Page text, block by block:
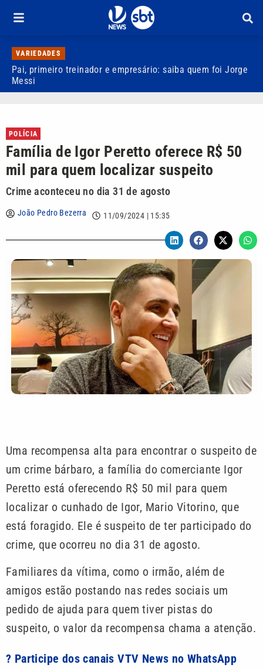
VARIEDADES
Pai, primeiro treinador e empresário: saiba quem foi Jorge
Messi
POLÍCIA
Família de Igor Peretto oferece R$ 50
mil para quem localizar suspeito
Crime aconteceu no dia 31 de agosto
João Pedro Bezerra 11/09/2024 | 15:35
Uma recompensa alta para encontrar o suspeito de
um crime bárbaro, a família do comerciante Igor
Peretto está oferecendo R$ 50 mil para quem
localizar o cunhado de Igor, Mario Vitorino, que
está foragido. Ele é suspeito de ter participado do
crime, que ocorreu no dia 31 de agosto.
Familiares da vítima, como o irmão, além de
amigos estão postando nas redes sociais um
pedido de ajuda para quem tiver pistas do
suspeito, o valor da recompensa chama a atenção.
? Participe dos canais VTV News no WhatsApp